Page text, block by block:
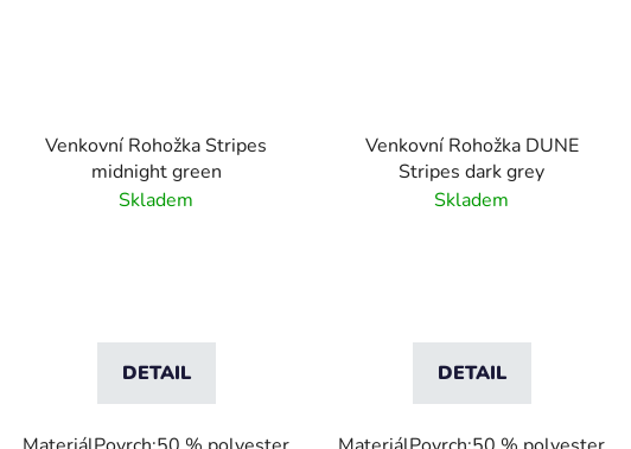
Venkovní Rohožka Stripes
midnight green
Skladem
DETAIL
Venkovní Rohožka DUNE
Stripes dark grey
Skladem
DETAIL